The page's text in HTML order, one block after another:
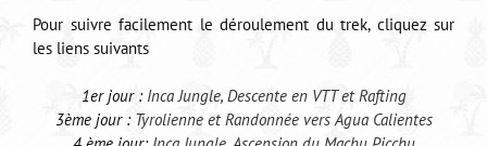
Pour suivre facilement le déroulement du trek, cliquez sur
les liens suivants
1er jour : Inca Jungle, Descente en VTT et Rafting
3ème jour : Tyrolienne et Randonnée vers Agua Calientes